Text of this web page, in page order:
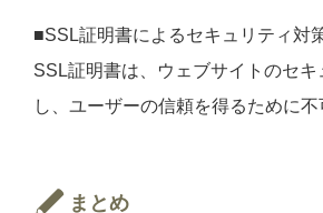
■SSL証明書によるセキュリティ対
SSL証明書は、ウェブサイトのセキ
し、ユーザーの信頼を得るために不
まとめ